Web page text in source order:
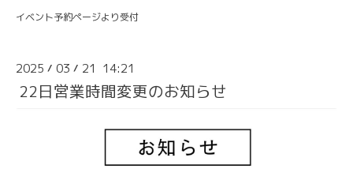
イベント予約ページより受付
2025 / 03 / 21 14:21
22日営業時間変更のお知らせ